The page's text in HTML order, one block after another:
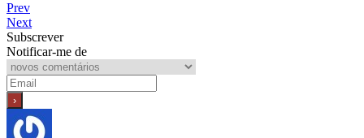
Prev
Next
Subscrever
Notificar-me de